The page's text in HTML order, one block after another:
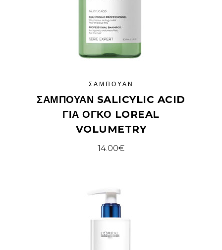
ΣΑΜΠΟΥΆΝ
ΣΑΜΠΟΥΆΝ SALICYLIC ACID
ΓΙΑ ΌΓΚΟ LOREAL
VOLUMETRY
14.00€